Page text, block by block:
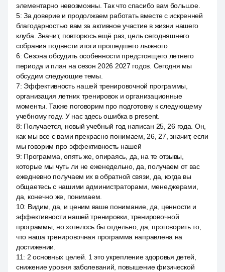
элементарно невозможны. Так что спасибо вам большое.
5:За доверие и продолжаем работать вместе с искренней
благодарностью вам за активное участие в жизни нашего
клуба. Значит, повторюсь ещё раз, цель сегодняшнего
собрания подвести итоги прошедшего лыжного
6:Сезона обсудить особенности предстоящего летнего
периода и план на сезон 2026 2027 годов. Сегодня мы
обсудим следующие темы.
7: Эффективность нашей тренировочной программы,
организация летних тренировок и организационные
моменты. Также поговорим про подготовку к следующему
учебному году. У нас здесь ошибка в present.
8: Получается, новый учебный год написан 25, 26 года. Он,
как мы все с вами прекрасно понимаем, 26, 27, значит, если
мы говорим про эффективность нашей
9: Программа, опять же, опираясь, да, на те отзывы,
которые мы чуть ли не еженедельно, да, получаем от вас
ежедневно получаем их в обратной связи, да, когда вы
общаетесь с нашими администраторами, менеджерами,
да, конечно же, понимаем.
10: Видим, да, и ценим ваше понимание, да, ценности и
эффективности нашей тренировки, тренировочной
программы, но хотелось бы отдельно, да, проговорить то,
что наша тренировочная программа направлена на
достижении.
11: 2 основных целей. 1 это укрепление здоровья детей,
снижение уровня заболеваний, повышение физической